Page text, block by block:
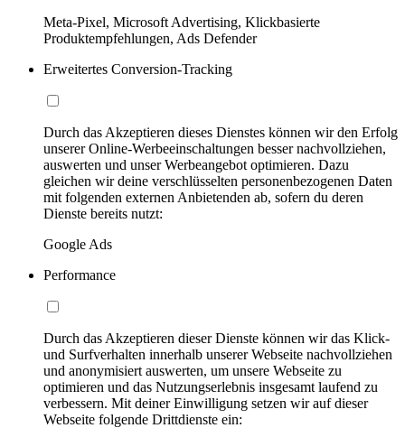
Meta-Pixel, Microsoft Advertising, Klickbasierte
Produktempfehlungen, Ads Defender
Erweitertes Conversion-Tracking
Durch das Akzeptieren dieses Dienstes können wir den Erfolg
unserer Online-Werbeeinschaltungen besser nachvollziehen,
auswerten und unser Werbeangebot optimieren. Dazu
gleichen wir deine verschlüsselten personenbezogenen Daten
mit folgenden externen Anbietenden ab, sofern du deren
Dienste bereits nutzt:
Google Ads
Performance
Durch das Akzeptieren dieser Dienste können wir das Klick-
und Surfverhalten innerhalb unserer Webseite nachvollziehen
und anonymisiert auswerten, um unsere Webseite zu
optimieren und das Nutzungserlebnis insgesamt laufend zu
verbessern. Mit deiner Einwilligung setzen wir auf dieser
Webseite folgende Drittdienste ein: